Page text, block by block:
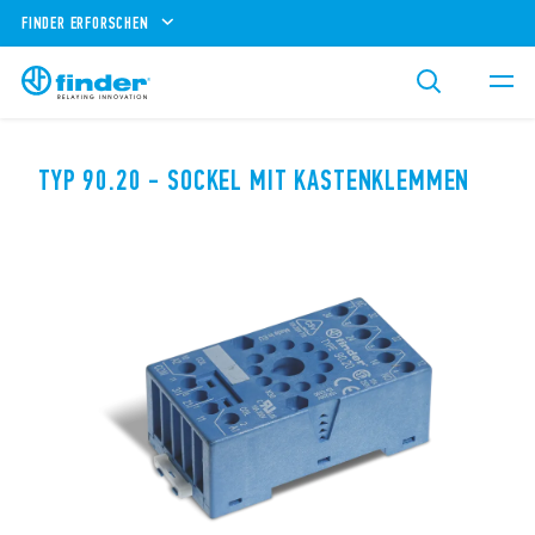
FINDER ERFORSCHEN
TYP 90.20 - SOCKEL MIT KASTENKLEMMEN